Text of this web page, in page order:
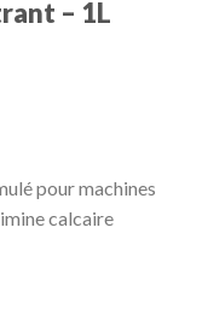
– 1L
pour machines
calcaire